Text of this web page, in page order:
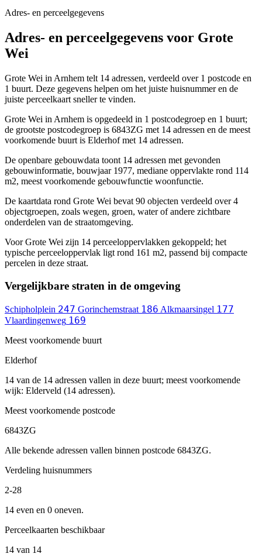
Adres- en perceelgegevens
Adres- en perceelgegevens voor Grote
Wei
Grote Wei in Arnhem telt 14 adressen, verdeeld over 1 postcode en
1 buurt. Deze gegevens helpen om het juiste huisnummer en de
juiste perceelkaart sneller te vinden.
Grote Wei in Arnhem is opgedeeld in 1 postcodegroep en 1 buurt;
de grootste postcodegroep is 6843ZG met 14 adressen en de meest
voorkomende buurt is Elderhof met 14 adressen.
De openbare gebouwdata toont 14 adressen met gevonden
gebouwinformatie, bouwjaar 1977, mediane oppervlakte rond 114
m2, meest voorkomende gebouwfunctie woonfunctie.
De kaartdata rond Grote Wei bevat 90 objecten verdeeld over 4
objectgroepen, zoals wegen, groen, water of andere zichtbare
onderdelen van de straatomgeving.
Voor Grote Wei zijn 14 perceeloppervlakken gekoppeld; het
typische perceeloppervlak ligt rond 161 m2, passend bij compacte
percelen in deze straat.
Vergelijkbare straten in de omgeving
Schipholplein 247 Gorinchemstraat 186 Alkmaarsingel 177
Vlaardingenweg 169
Meest voorkomende buurt
Elderhof
14 van de 14 adressen vallen in deze buurt; meest voorkomende
wijk: Elderveld (14 adressen).
Meest voorkomende postcode
6843ZG
Alle bekende adressen vallen binnen postcode 6843ZG.
Verdeling huisnummers
2-28
14 even en 0 oneven.
Perceelkaarten beschikbaar
14 van 14